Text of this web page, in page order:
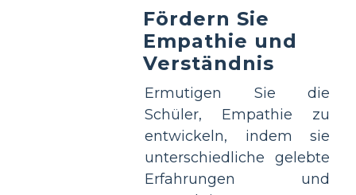
Fördern Sie
Empathie und
Verständnis
Ermutigen Sie die
Schüler, Empathie zu
entwickeln, indem sie
unterschiedliche gelebte
Erfahrungen und